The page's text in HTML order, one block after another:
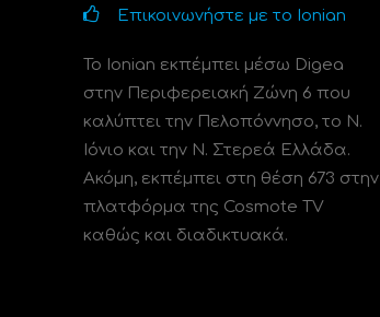
Επικοινωνήστε με το Ionian
Το Ionian εκπέμπει μέσω Digea
στην Περιφερειακή Ζώνη 6 που
καλύπτει την Πελοπόννησο, το N.
Ιόνιο και την Ν. Στερεά Ελλάδα.
Ακόμη, εκπέμπει στη θέση 673 στην
πλατφόρμα της Cosmote TV
καθώς και διαδικτυακά.